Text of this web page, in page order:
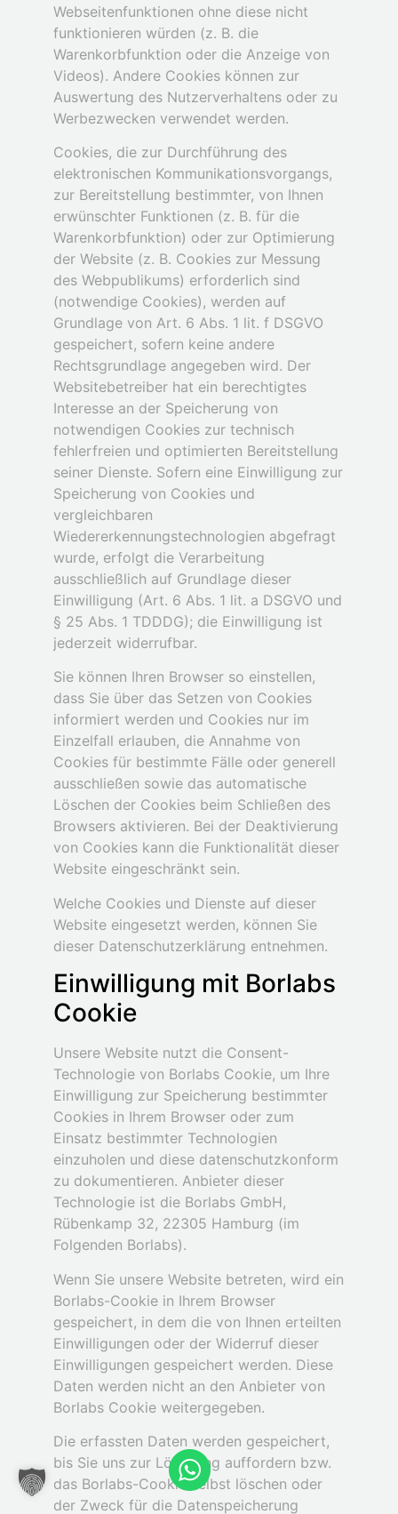
Webseitenfunktionen ohne diese nicht
funktionieren würden (z. B. die
Warenkorbfunktion oder die Anzeige von
Videos). Andere Cookies können zur
Auswertung des Nutzerverhaltens oder zu
Werbezwecken verwendet werden.
Cookies, die zur Durchführung des
elektronischen Kommunikationsvorgangs,
zur Bereitstellung bestimmter, von Ihnen
erwünschter Funktionen (z. B. für die
Warenkorbfunktion) oder zur Optimierung
der Website (z. B. Cookies zur Messung
des Webpublikums) erforderlich sind
(notwendige Cookies), werden auf
Grundlage von Art. 6 Abs. 1 lit. f DSGVO
gespeichert, sofern keine andere
Rechtsgrundlage angegeben wird. Der
Websitebetreiber hat ein berechtigtes
Interesse an der Speicherung von
notwendigen Cookies zur technisch
fehlerfreien und optimierten Bereitstellung
seiner Dienste. Sofern eine Einwilligung zur
Speicherung von Cookies und
vergleichbaren
Wiedererkennungstechnologien abgefragt
wurde, erfolgt die Verarbeitung
ausschließlich auf Grundlage dieser
Einwilligung (Art. 6 Abs. 1 lit. a DSGVO und
§ 25 Abs. 1 TDDDG); die Einwilligung ist
jederzeit widerrufbar.
Sie können Ihren Browser so einstellen,
dass Sie über das Setzen von Cookies
informiert werden und Cookies nur im
Einzelfall erlauben, die Annahme von
Cookies für bestimmte Fälle oder generell
ausschließen sowie das automatische
Löschen der Cookies beim Schließen des
Browsers aktivieren. Bei der Deaktivierung
von Cookies kann die Funktionalität dieser
Website eingeschränkt sein.
Welche Cookies und Dienste auf dieser
Website eingesetzt werden, können Sie
dieser Datenschutzerklärung entnehmen.
Einwilligung mit Borlabs
Cookie
Unsere Website nutzt die Consent-
Technologie von Borlabs Cookie, um Ihre
Einwilligung zur Speicherung bestimmter
Cookies in Ihrem Browser oder zum
Einsatz bestimmter Technologien
einzuholen und diese datenschutzkonform
zu dokumentieren. Anbieter dieser
Technologie ist die Borlabs GmbH,
Rübenkamp 32, 22305 Hamburg (im
Folgenden Borlabs).
Wenn Sie unsere Website betreten, wird ein
Borlabs-Cookie in Ihrem Browser
gespeichert, in dem die von Ihnen erteilten
Einwilligungen oder der Widerruf dieser
Einwilligungen gespeichert werden. Diese
Daten werden nicht an den Anbieter von
Borlabs Cookie weitergegeben.
Die erfassten Daten werden gespeichert,
bis Sie uns zur Löschung auffordern bzw.
das Borlabs-Cookie selbst löschen oder
der Zweck für die Datenspeicherung